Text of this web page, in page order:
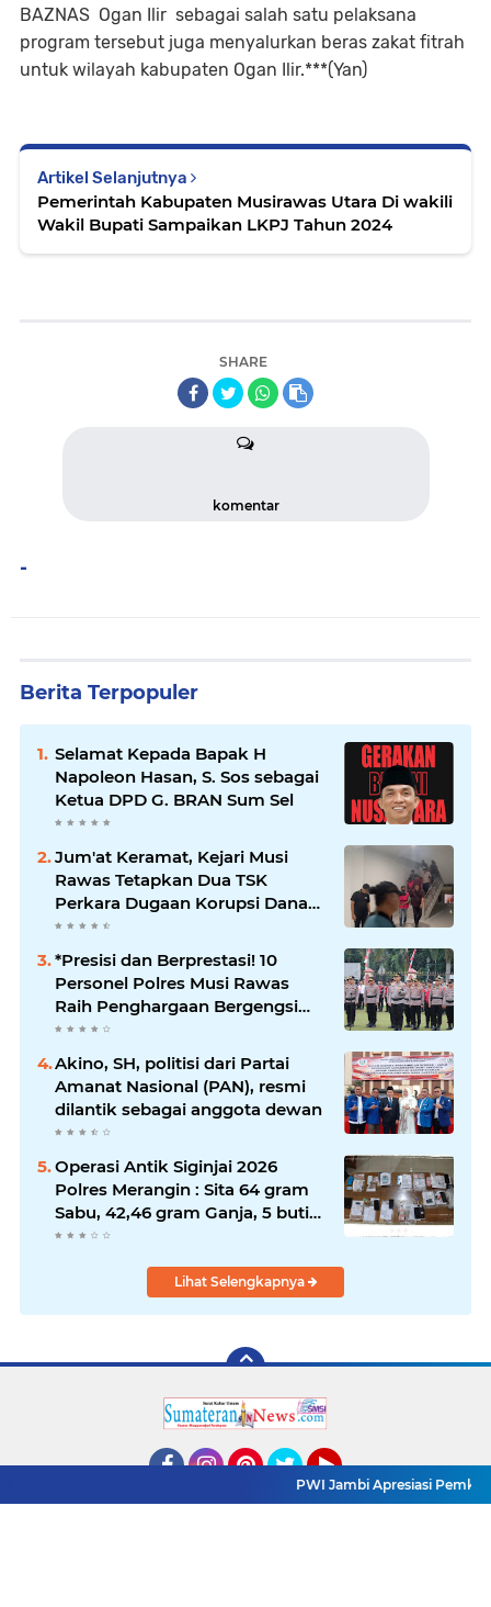
BAZNAS Ogan Ilir sebagai salah satu pelaksana
program tersebut juga menyalurkan beras zakat fitrah
untuk wilayah kabupaten Ogan Ilir.***(Yan)
Artikel Selanjutnya
Pemerintah Kabupaten Musirawas Utara Di wakili
Wakil Bupati Sampaikan LKPJ Tahun 2024
SHARE
komentar
-
Berita Terpopuler
Selamat Kepada Bapak H
Napoleon Hasan, S. Sos sebagai
Ketua DPD G. BRAN Sum Sel
Jum'at Keramat, Kejari Musi
Rawas Tetapkan Dua TSK
Perkara Dugaan Korupsi Dana
Peremajaan PSR
*Presisi dan Berprestasi! 10
Personel Polres Musi Rawas
Raih Penghargaan Bergengsi
dari Kapolda Sumsel*
Akino, SH, politisi dari Partai
Amanat Nasional (PAN), resmi
dilantik sebagai anggota dewan
Operasi Antik Siginjai 2026
Polres Merangin : Sita 64 gram
Sabu, 42,46 gram Ganja, 5 butir
extasi, dan Amankan 21 Orang
Lihat Selengkapnya
PinterestTwitterYouTube
PWI Jambi Apresiasi Pemkab